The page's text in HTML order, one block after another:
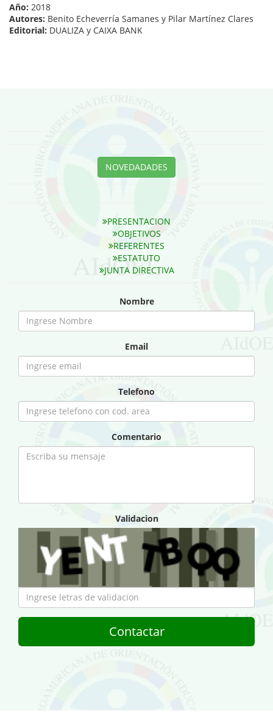
Año: 2018
Autores: Benito Echeverría Samanes y Pilar Martínez Clares
Editorial: DUALIZA y CAIXA BANK
NOVEDADADES
PRESENTACION
OBJETIVOS
REFERENTES
ESTATUTO
JUNTA DIRECTIVA
Nombre
Email
Telefono
Comentario
Validacion
Contactar